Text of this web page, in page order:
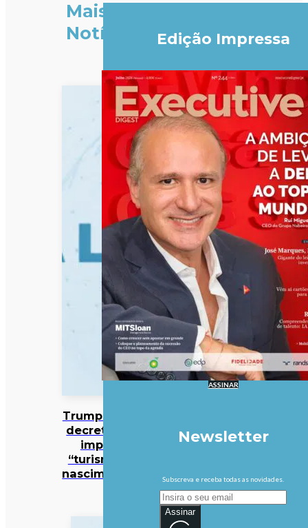
Mais
Notícias
Trump assina
decreto que
impede
“turismo de
nascimentos”
Edição Impressa
ASSINAR
Newsletter
Subscreva e receba todas as novidades.
Assinar